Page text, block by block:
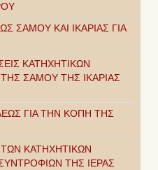
ΣΑΜΟΥ ΚΑΙ ΙΚΑΡΙΑΣ ΓΙΑ
ΚΑΤΗΧΗΤΙΚΩΝ
ΤΗΣ ΣΑΜΟΥ ΤΗΣ ΙΚΑΡΙΑΣ
ΓΙΑ ΤΗΝ ΚΟΠΗ ΤΗΣ
ΚΑΤΗΧΗΤΙΚΩΝ
ΤΗΣ ΙΕΡΑΣ